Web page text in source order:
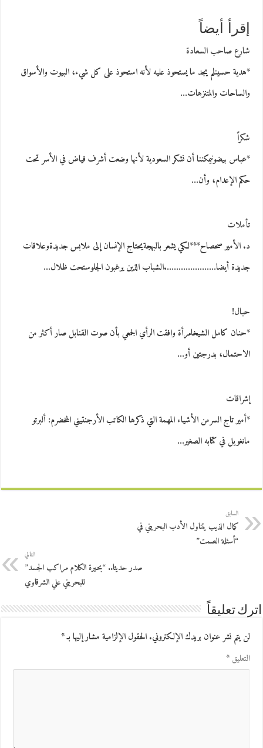
إقرأ أيضاً
شارع صاحب السعادة
*هدية حسينلم يجد ما يستحوذ عليه لأنه استحوذ على كل شيء، البيوت والأسواق
والساحات والمتنزهات…
شكراً
*عباس بيضونيمكننا أن نشكر السعودية لأنها وضعت أشرف فياض في الأسر تحت
حكم الإعدام، وأن…
تأملات
د. الأمير صحصاح***لكي يشعر بالبهجةيحتاج الإنسان إلى ملابس جديدةوعلاقات
جديدة أيضا………………….الشباب الذين يرغبون الجلوستحت ظلال…
حبال!
*حنان كامل الشيخامرأة وافقت الرأي الجمعي بأن صوت القنابل صار أكثر من
الاحتمال، بدرجتين أو…
إشراقات
*أمير تاج السرمن الأشياء المهمة التي ذكرها الكاتب الأرجنتيني المخضرم: ألبرتو
مانغويل في كتابه الصغير…
السابق
كمال الذيب يتناول الأدب البحريني في
“أسئلة الصمت”
التالي
صدر حديثا.. “بحيرة الكلام مراكب الجسد”
للبحريني علي الشرقاوي
اترك تعليقاً
لن يتم نشر عنوان بريدك الإلكتروني.الحقول الإلزامية مشار إليها بـ*
التعليق*